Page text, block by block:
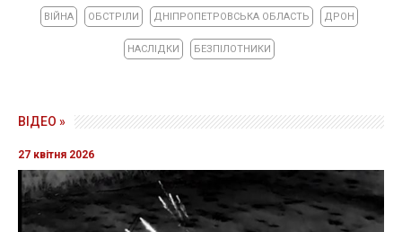
ВІЙНА ОБСТРІЛИ ДНІПРОПЕТРОВСЬКА ОБЛАСТЬ ДРОН
НАСЛІДКИ БЕЗПІЛОТНИКИ
ВІДЕО »
27 квітня 2026